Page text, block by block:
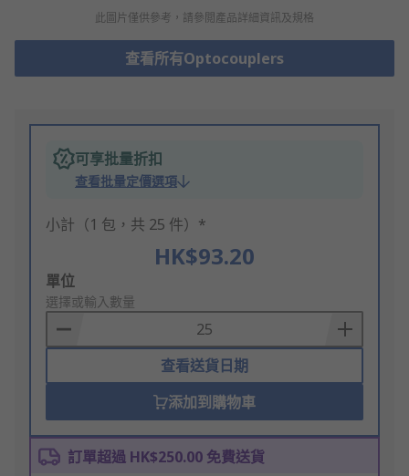
此圖片僅供參考，請參閲產品詳細資訊及規格
查看所有Optocouplers
可享批量折扣
查看批量定價選項
小計（1 包，共 25 件）*
HK$93.20
Add
to
Basket
單位
選擇或輸入數量
查看送貨日期
添加到購物車
訂單超過 HK$250.00 免費送貨